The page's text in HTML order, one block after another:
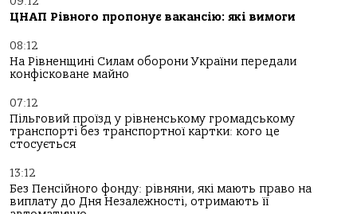
ЦНАП Рівного пропонує вакансію: які вимоги
08:12
На Рівненщині Силам оборони України передали
конфісковане майно
07:12
Пільговий проїзд у рівненському громадському
транспорті без транспортної картки: кого це
стосується
13:12
Без Пенсійного фонду: рівняни, які мають право на
виплату до Дня Незалежності, отримають її